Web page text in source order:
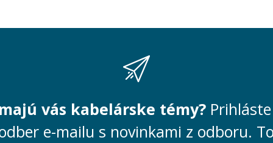
vás kabelárske témy?
e-mailu s novinkami z odboru. To